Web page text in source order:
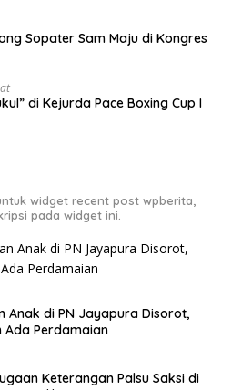
Sopater Sam Maju di Kongres
di Kejurda Pace Boxing Cup I
widget recent post wpberita,
pada widget ini.
Anak di PN Jayapura Disorot,
Ada Perdamaian
Keterangan Palsu Saksi di